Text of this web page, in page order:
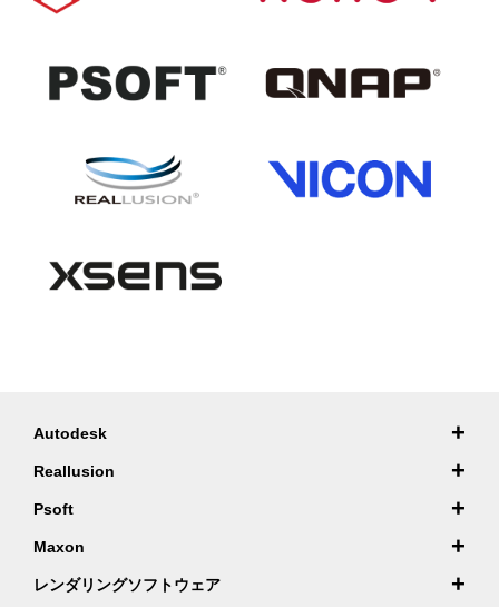
Autodesk +
Reallusion +
Psoft +
Maxon +
レンダリングソフトウェア +